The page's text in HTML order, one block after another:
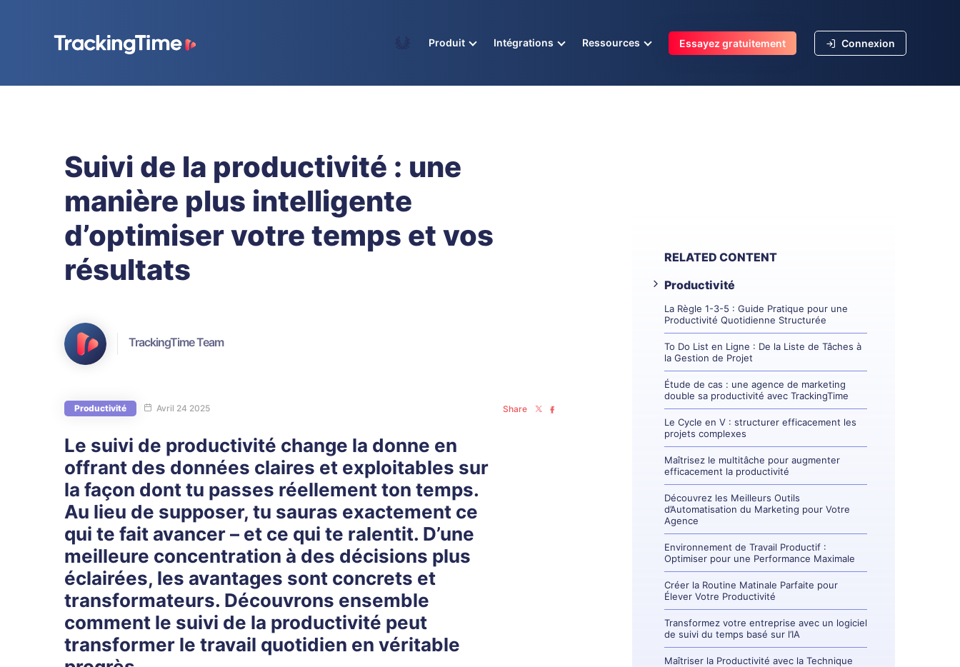
AcademyProduit Intégrations Ressources Essayez gratuitement Connexion
Suivi de la productivité : une
manière plus intelligente
d’optimiser votre temps et vos
résultats
TrackingTime Team
Productivité Avril 24 2025 Share
Le suivi de productivité change la donne en
offrant des données claires et exploitables sur
la façon dont tu passes réellement ton temps.
Au lieu de supposer, tu sauras exactement ce
qui te fait avancer – et ce qui te ralentit. D’une
meilleure concentration à des décisions plus
éclairées, les avantages sont concrets et
transformateurs. Découvrons ensemble
comment le suivi de la productivité peut
transformer le travail quotidien en véritable
RELATED CONTENT
Productivité
La Règle 1-3-5 : Guide Pratique pour une
Productivité Quotidienne Structurée
To Do List en Ligne : De la Liste de Tâches à
la Gestion de Projet
Étude de cas : une agence de marketing
double sa productivité avec TrackingTime
Le Cycle en V : structurer efficacement les
projets complexes
Maîtrisez le multitâche pour augmenter
efficacement la productivité
Découvrez les Meilleurs Outils
d’Automatisation du Marketing pour Votre
Agence
Environnement de Travail Productif :
Optimiser pour une Performance Maximale
Créer la Routine Matinale Parfaite pour
Élever Votre Productivité
Transformez votre entreprise avec un logiciel
de suivi du temps basé sur l’IA
Maîtriser la Productivité avec la Technique